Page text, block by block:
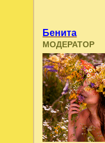
Бенита
МОДЕРАТОР